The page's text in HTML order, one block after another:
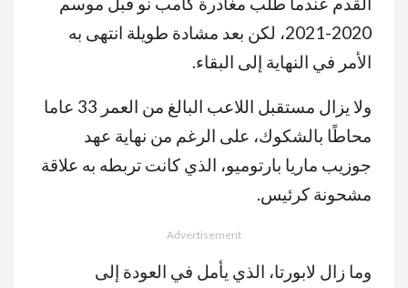
2020-2021، لكن بعد مشادة طويلة انتهى به
الأمر في النهاية إلى البقاء.
ولا يزال مستقبل اللاعب البالغ من العمر 33 عاما
محاطًا بالشكوك، على الرغم من نهاية عهد
جوزيب ماريا بارتوميو، الذي كانت تربطه به علاقة
مشحونة كرئيس.
Advertisement
وما زال لابورتا، الذي يأمل في العودة إلى